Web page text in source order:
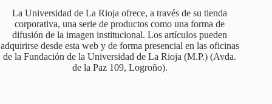
La Universidad de La Rioja ofrece, a través de su tienda
corporativa, una serie de productos como una forma de
difusión de la imagen institucional. Los artículos pueden
adquirirse desde esta web y de forma presencial en las oficinas
de la Fundación de la Universidad de La Rioja (M.P.) (Avda.
de la Paz 109, Logroño).